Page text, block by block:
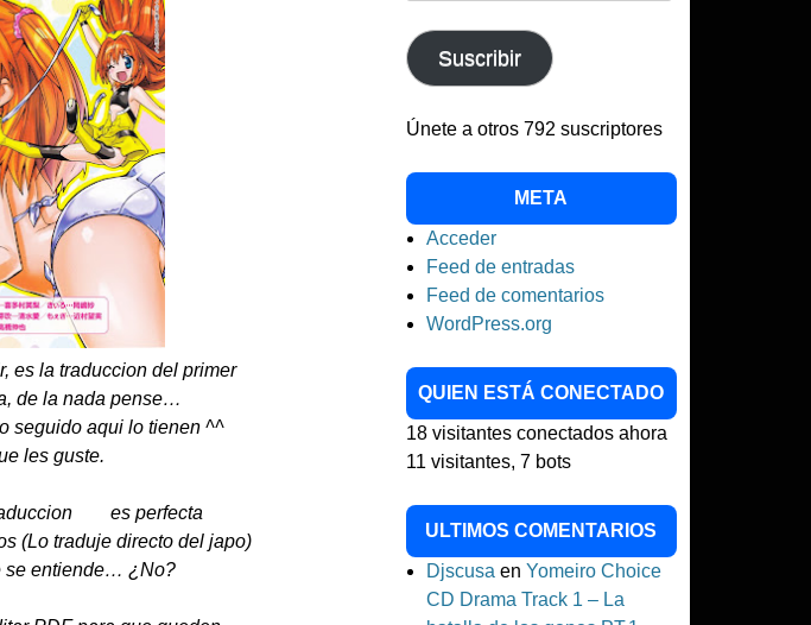
es la traduccion del primer
de la nada pense…
seguido aqui lo tienen ^^
les guste.
es perfecta
(Lo traduje directo del japo)
se entiende… ¿No?
email
Suscribir
Únete a otros 792 suscriptores
META
Acceder
Feed de entradas
Feed de comentarios
WordPress.org
QUIEN ESTÁ CONECTADO
18 visitantes conectados ahora
11 visitantes, 7 bots
ULTIMOS COMENTARIOS
Djscusa enYomeiro Choice
CD Drama Track 1 – La